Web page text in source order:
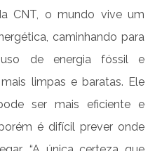
CNT, o mundo vive um
caminhando para
de energia fóssil e
limpas e baratas. Ele
ser mais eficiente e
é difícil prever onde